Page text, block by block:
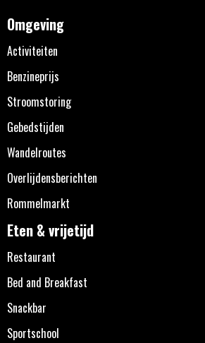
Omgeving
Activiteiten
Benzineprijs
Stroomstoring
Gebedstijden
Wandelroutes
Overlijdensberichten
Rommelmarkt
Eten & vrijetijd
Restaurant
Bed and Breakfast
Snackbar
Sportschool